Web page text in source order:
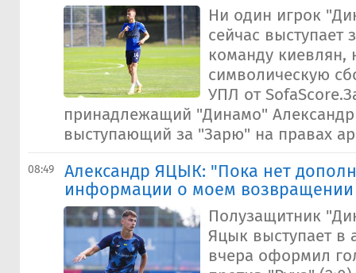
Ни один игрок
сейчас выступает
команду киевлян,
символическую
УПЛ от
принадлежащий "Динамо"
выступающий за "Зарю" на правах
08:49
Александр ЯЦЫК: "Пока нет
информации о моем
Полузащитник
Яцык выступает в
вчера оформил